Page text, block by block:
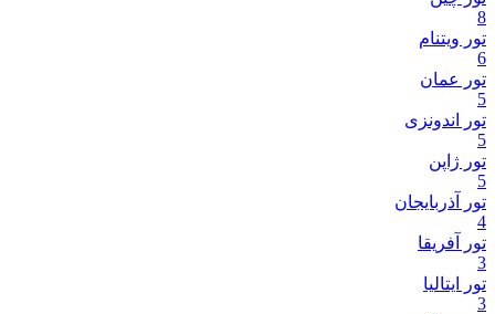
8
تور ویتنام
6
تور عمان
5
تور اندونزی
5
تور ژاپن
5
تور آذربایجان
4
تور آفریقا
3
تور ایتالیا
3